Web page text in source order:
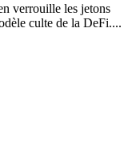
verrouille les jetons
culte de la DeFi....